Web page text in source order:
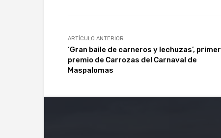
ARTÍCULO ANTERIOR
‘Gran baile de carneros y lechuzas’, primer
premio de Carrozas del Carnaval de
Maspalomas